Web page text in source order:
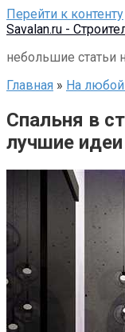
Перейти к контенту
Savalan.ru -
небольшие статьи
Главная » На любой
Спальня в
лучшие